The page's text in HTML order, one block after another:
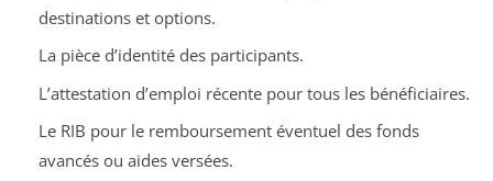
destinations et options.
La pièce d’identité des participants.
L’attestation d’emploi récente pour tous les bénéficiaires.
Le RIB pour le remboursement éventuel des fonds
avancés ou aides versées.